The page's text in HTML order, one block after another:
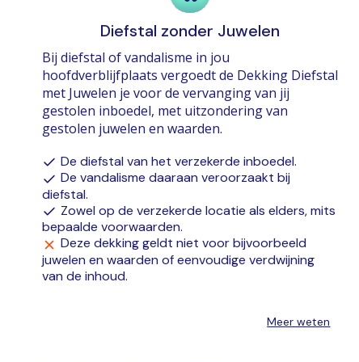
Diefstal zonder Juwelen
Bij diefstal of vandalisme in jou
hoofdverblijfplaats vergoedt de Dekking Diefstal
met Juwelen je voor de vervanging van jij
gestolen inboedel, met uitzondering van
gestolen juwelen en waarden.
De diefstal van het verzekerde inboedel.
De vandalisme daaraan veroorzaakt bij
diefstal.
Zowel op de verzekerde locatie als elders, mits
bepaalde voorwaarden.
Deze dekking geldt niet voor bijvoorbeeld
juwelen en waarden of eenvoudige verdwijning
van de inhoud.
Meer weten